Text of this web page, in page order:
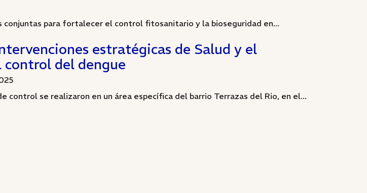
para fortalecer el control fitosanitario y la bioseguridad en...
estratégicas de Salud y el
control del dengue
control se realizaron en un área específica del barrio Terrazas del Rio, en el...